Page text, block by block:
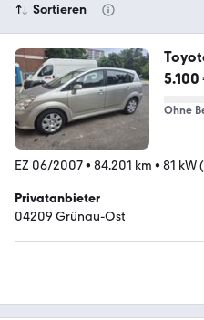
Sortieren
5.100
Ohne
EZ 06/2007• 84.201 km • 81 kW
Privatanbieter
04209 Grünau-Ost